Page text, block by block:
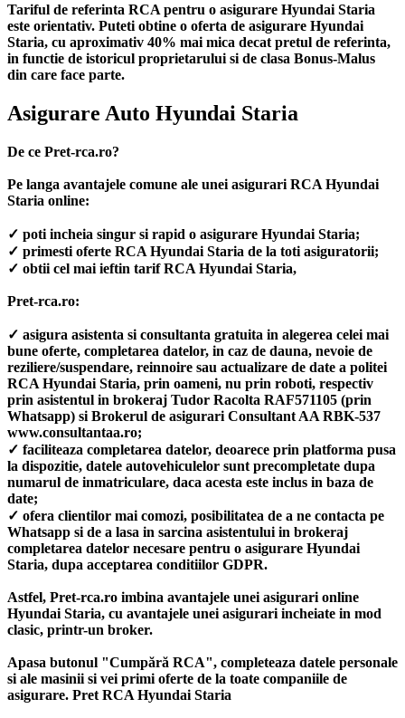
Tariful de referinta RCA pentru o asigurare Hyundai Staria
este orientativ. Puteti obtine o oferta de asigurare Hyundai
Staria, cu aproximativ 40% mai mica decat pretul de referinta,
in functie de istoricul proprietarului si de clasa Bonus-Malus
din care face parte.
Asigurare Auto Hyundai Staria
De ce Pret-rca.ro?
Pe langa avantajele comune ale unei asigurari RCA Hyundai
Staria online:
✓ poti incheia singur si rapid o asigurare Hyundai Staria;
✓ primesti oferte RCA Hyundai Staria de la toti asiguratorii;
✓ obtii cel mai ieftin tarif RCA Hyundai Staria,
Pret-rca.ro:
✓ asigura asistenta si consultanta gratuita in alegerea celei mai
bune oferte, completarea datelor, in caz de dauna, nevoie de
reziliere/suspendare, reinnoire sau actualizare de date a politei
RCA Hyundai Staria, prin oameni, nu prin roboti, respectiv
prin asistentul in brokeraj Tudor Racolta RAF571105 (prin
Whatsapp) si Brokerul de asigurari Consultant AA RBK-537
www.consultantaa.ro;
✓ faciliteaza completarea datelor, deoarece prin platforma pusa
la dispozitie, datele autovehiculelor sunt precompletate dupa
numarul de inmatriculare, daca acesta este inclus in baza de
date;
✓ ofera clientilor mai comozi, posibilitatea de a ne contacta pe
Whatsapp si de a lasa in sarcina asistentului in brokeraj
completarea datelor necesare pentru o asigurare Hyundai
Staria, dupa acceptarea conditiilor GDPR.
Astfel, Pret-rca.ro imbina avantajele unei asigurari online
Hyundai Staria, cu avantajele unei asigurari incheiate in mod
clasic, printr-un broker.
Apasa butonul "Cumpără RCA", completeaza datele personale
si ale masinii si vei primi oferte de la toate companiile de
asigurare. Pret RCA Hyundai Staria